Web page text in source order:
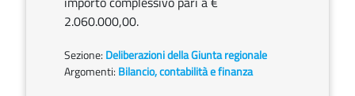
2.060.000,00.
Sezione: Deliberazioni della Giunta regionale
Argomenti: Bilancio, contabilità e finanza